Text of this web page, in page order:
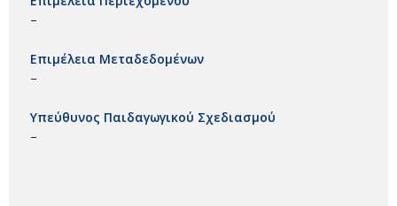
–
Επιμέλεια Μεταδεδομένων
–
Υπεύθυνος Παιδαγωγικού Σχεδιασμού
–